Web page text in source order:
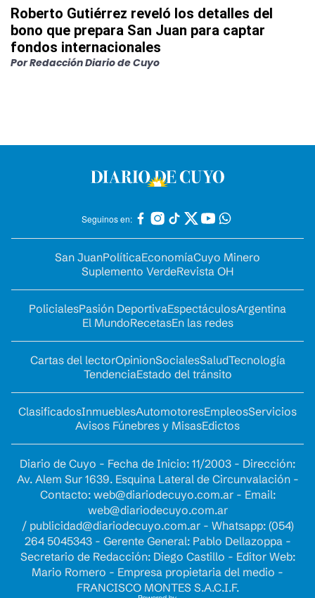
Roberto Gutiérrez reveló los detalles del
bono que prepara San Juan para captar
fondos internacionales
PorRedacción Diario de Cuyo
Seguinos en:
San JuanPolíticaEconomíaCuyo Minero
Suplemento VerdeRevista OH
PolicialesPasión DeportivaEspectáculosArgentina
El MundoRecetasEn las redes
Cartas del lectorOpinionSocialesSaludTecnología
TendenciaEstado del tránsito
ClasificadosInmueblesAutomotoresEmpleosServicios
Avisos Fúnebres y MisasEdictos
Diario de Cuyo - Fecha de Inicio: 11/2003 - Dirección:
Av. Alem Sur 1639. Esquina Lateral de Circunvalación -
Contacto: web@diariodecuyo.com.ar- Email:
web@diariodecuyo.com.ar
/ publicidad@diariodecuyo.com.ar- Whatsapp: (054)
264 5045343 - Gerente General: Pablo Dellazoppa -
Secretario de Redacción: Diego Castillo - Editor Web:
Mario Romero - Empresa propietaria del medio -
FRANCISCO MONTES S.A.C.I.F.